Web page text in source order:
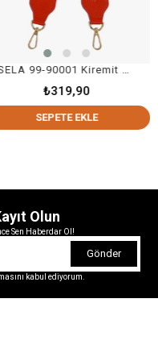
₺319,90
SEPETE EKLE
Olun
Sen Haberdar Ol!
Gönder
kabul ediyorum.